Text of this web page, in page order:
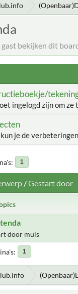
bekijken dit
ingelogd zijn om ze
je de
1
/Gestart door
door muis
1